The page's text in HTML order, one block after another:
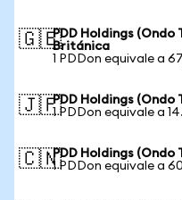
🇬🇧PDD Holdings
Británica
1 PDDon equivale a
🇯🇵PDD Holdings (Ondo
1 PDDon equivale a
🇨🇳PDD Holdings (Ondo
1 PDDon equivale a